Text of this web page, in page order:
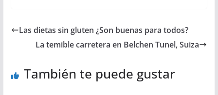
Las dietas sin gluten ¿Son buenas para todos?
La temible carretera en Belchen Tunel, Suiza
También te puede gustar